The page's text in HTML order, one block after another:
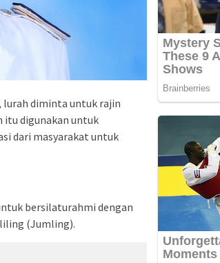
lurah diminta untuk rajin
itu digunakan untuk
dari masyarakat untuk
bersilaturahmi dengan
(Jumling).